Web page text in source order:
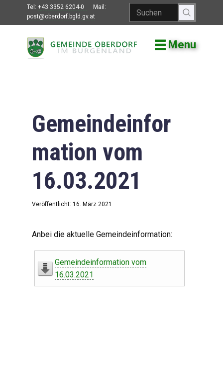
Tel: +43 3352 6204-0
Mail:
post@oberdorf.bgld.gv.at
Menu
Willkommen
Gemeindeamt
Gemeinderat
Bildung
Vereine
Leben in Oberdorf
Gemeindeinfor
mation vom
16.03.2021
Veröffentlicht: 16. März 2021
Anbei die aktuelle Gemeindeinformation:
Gemeindeinformation vom
16.03.2021